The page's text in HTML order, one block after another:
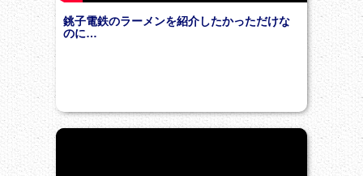
銚子電鉄のラーメンを紹介したかっただけな
のに…